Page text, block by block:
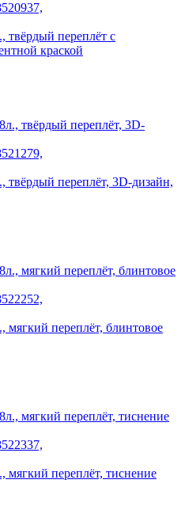
переплёт с
краской
переплёт, 3D-дизайн,
переплёт, блинтовое
переплёт, тиснение